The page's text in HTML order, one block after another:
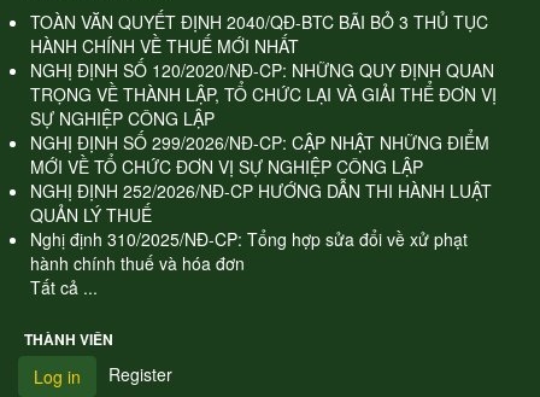
TOÀN VĂN QUYẾT ĐỊNH 2040/QĐ-BTC BÃI BỎ 3 THỦ TỤC
HÀNH CHÍNH VỀ THUẾ MỚI NHẤT
NGHỊ ĐỊNH SỐ 120/2020/NĐ-CP: NHỮNG QUY ĐỊNH QUAN
TRỌNG VỀ THÀNH LẬP, TỔ CHỨC LẠI VÀ GIẢI THỂ ĐƠN VỊ
SỰ NGHIỆP CÔNG LẬP
NGHỊ ĐỊNH SỐ 299/2026/NĐ-CP: CẬP NHẬT NHỮNG ĐIỂM
MỚI VỀ TỔ CHỨC ĐƠN VỊ SỰ NGHIỆP CÔNG LẬP
NGHỊ ĐỊNH 252/2026/NĐ-CP HƯỚNG DẪN THI HÀNH LUẬT
QUẢN LÝ THUẾ
Nghị định 310/2025/NĐ-CP: Tổng hợp sửa đổi về xử phạt
hành chính thuế và hóa đơn
Tất cả ...
THÀNH VIÊN
Log in Register